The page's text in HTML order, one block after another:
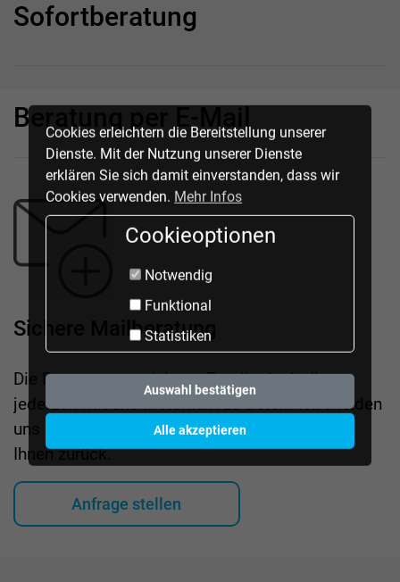
Cookies erleichtern die Bereitstellung unserer
Dienste. Mit der Nutzung unserer Dienste
erklären Sie sich damit einverstanden, dass wir
Cookies verwenden. Mehr Infos
Cookieoptionen
Notwendig
Funktional
Statistiken
Auswahl bestätigen
Alle akzeptieren
Sofortberatung
Beratung per E-Mail
Sichere Mailberatung
Die Beratung per sicherer Email erlaubt Ihnen
jederzeit mit uns in Kontakt zu treten. Wir melden
uns in der Regel innerhalb von 48 Stunden bei
Ihnen zurück.
Anfrage stellen